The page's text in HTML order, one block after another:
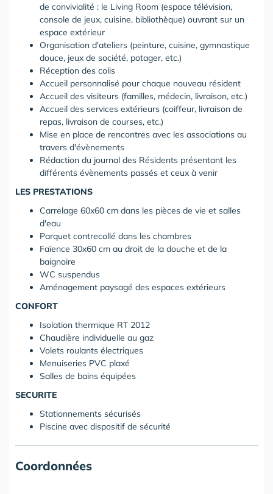
de convivialité : le Living Room (espace télévision,
console de jeux, cuisine, bibliothèque) ouvrant sur un
espace extérieur
Organisation d'ateliers (peinture, cuisine, gymnastique
douce, jeux de société, potager, etc.)
Réception des colis
Accueil personnalisé pour chaque nouveau résident
Accueil des visiteurs (familles, médecin, livraison, etc.)
Accueil des services extérieurs (coiffeur, livraison de
repas, livraison de courses, etc.)
Mise en place de rencontres avec les associations au
travers d'évènements
Rédaction du journal des Résidents présentant les
différents évènements passés et ceux à venir
LES PRESTATIONS
Carrelage 60x60 cm dans les pièces de vie et salles
d'eau
Parquet contrecollé dans les chambres
Faïence 30x60 cm au droit de la douche et de la
baignoire
WC suspendus
Aménagement paysagé des espaces extérieurs
CONFORT
Isolation thermique RT 2012
Chaudière individuelle au gaz
Volets roulants électriques
Menuiseries PVC plaxé
Salles de bains équipées
SECURITE
Stationnements sécurisés
Piscine avec dispositif de sécurité
Coordonnées